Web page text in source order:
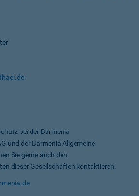
bei der Barmenia
und der Barmenia Allgemeine
Sie gerne auch den
dieser Gesellschaften kontaktieren.